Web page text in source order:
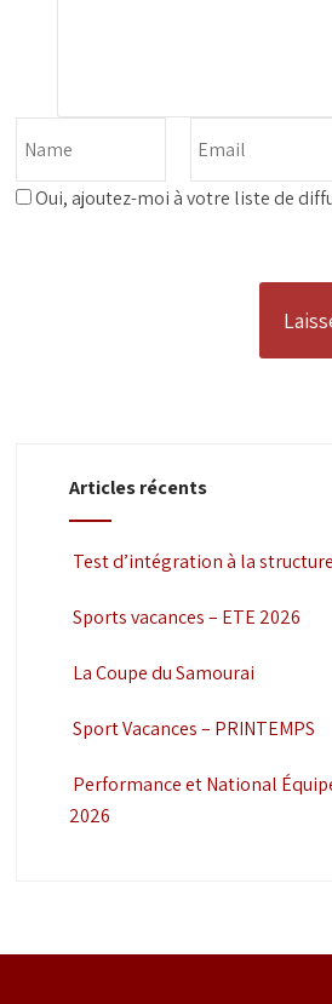
Oui, ajoutez-moi à votre liste de
Articles récents
Test d’intégration à la
Sports vacances – ETE 2026
La Coupe du Samourai
Sport Vacances – PRINTEMPS
Performance et National
2026